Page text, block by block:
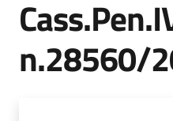
Sicurezza
costruzioni
n.28560/